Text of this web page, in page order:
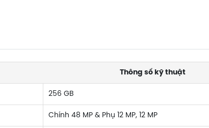
Thông số kỹ thuật
256 GB
Chính 48 MP & Phụ 12 MP, 12 MP